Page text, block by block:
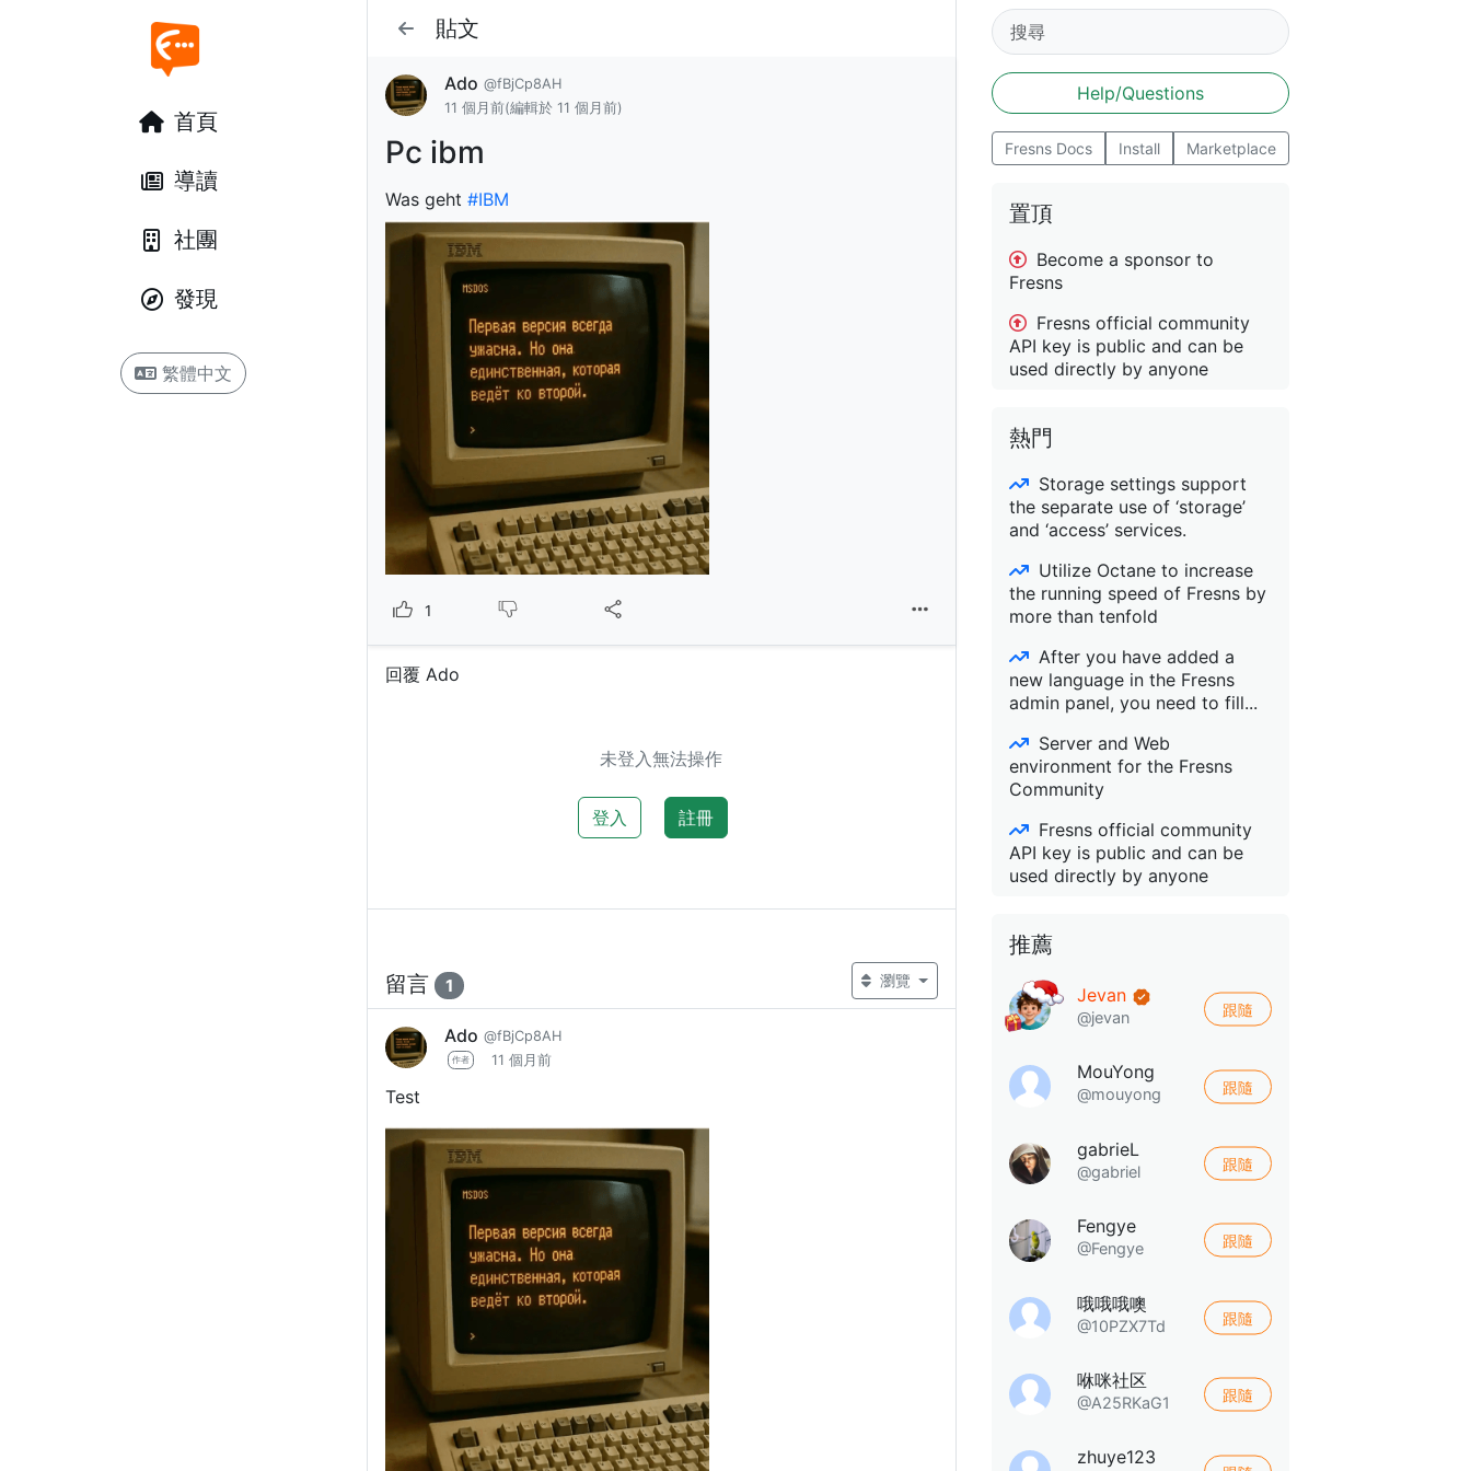
首頁
導讀
社團
發現
繁體中文
貼文
Ado @fBjCp8AH
11 個月前(編輯於 11 個月前)
Pc ibm
Was geht #IBM
1
回覆 Ado
未登入無法操作
登入 註冊
留言 1 瀏覽
Ado @fBjCp8AH
作者 11 個月前
Test
Help/Questions
Fresns Docs Install Marketplace
置頂
Become a sponsor to
Fresns
Fresns official community
API key is public and can be
used directly by anyone
熱門
Storage settings support
the separate use of ‘storage’
and ‘access’ services.
Utilize Octane to increase
the running speed of Fresns by
more than tenfold
After you have added a
new language in the Fresns
admin panel, you need to fill...
Server and Web
environment for the Fresns
Community
Fresns official community
API key is public and can be
used directly by anyone
推薦
Jevan
@jevan 跟隨
MouYong
@mouyong 跟隨
gabrieL
@gabriel 跟隨
Fengye
@Fengye 跟隨
哦哦哦噢
@10PZX7Td 跟隨
咻咪社区
@A25RKaG1 跟隨
zhuye123